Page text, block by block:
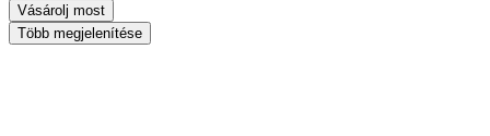
Vásárolj most
Több megjelenítése